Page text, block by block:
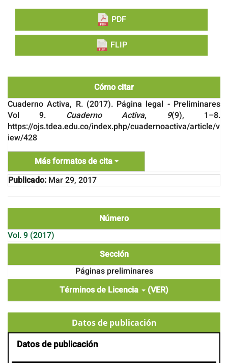
PDF
FLIP
Cómo citar
Cuaderno Activa, R. (2017). Página legal - Preliminares
Vol 9. Cuaderno Activa, 9(9), 1–8.
https://ojs.tdea.edu.co/index.php/cuadernoactiva/article/v
iew/428
Más formatos de cita
Publicado: Mar 29, 2017
Número
Vol. 9 (2017)
Sección
Páginas preliminares
Términos de Licencia
(VER)
Datos de publicación
Datos de publicación